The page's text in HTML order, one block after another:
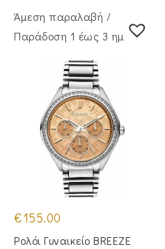
Άμεση παραλαβή /
Παράδoση 1 έως 3 ημέρες
€155.00
Ρολόι Γυναικείο BREEZE